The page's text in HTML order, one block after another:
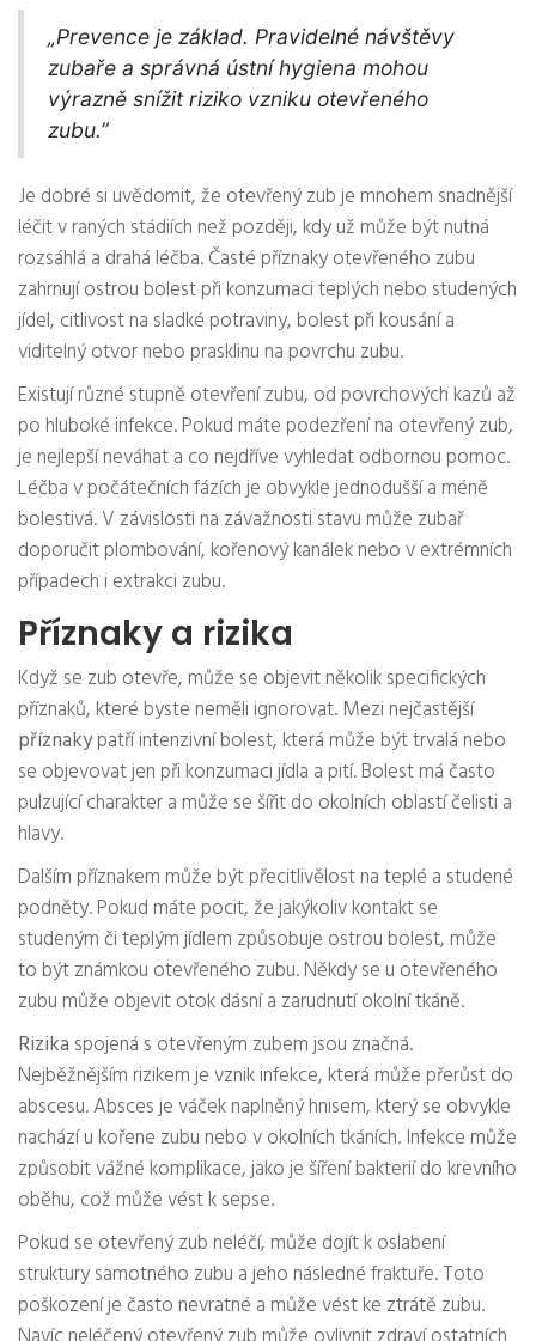
„Prevence je základ. Pravidelné návštěvy
zubaře a správná ústní hygiena mohou
výrazně snížit riziko vzniku otevřeného
zubu.”
Je dobré si uvědomit, že otevřený zub je mnohem snadnější
léčit v raných stádiích než později, kdy už může být nutná
rozsáhlá a drahá léčba. Časté příznaky otevřeného zubu
zahrnují ostrou bolest při konzumaci teplých nebo studených
jídel, citlivost na sladké potraviny, bolest při kousání a
viditelný otvor nebo prasklinu na povrchu zubu.
Existují různé stupně otevření zubu, od povrchových kazů až
po hluboké infekce. Pokud máte podezření na otevřený zub,
je nejlepší neváhat a co nejdříve vyhledat odbornou pomoc.
Léčba v počátečních fázích je obvykle jednodušší a méně
bolestivá. V závislosti na závažnosti stavu může zubař
doporučit plombování, kořenový kanálek nebo v extrémních
případech i extrakci zubu.
Příznaky a rizika
Když se zub otevře, může se objevit několik specifických
příznaků, které byste neměli ignorovat. Mezi nejčastější
příznakypatří intenzivní bolest, která může být trvalá nebo
se objevovat jen při konzumaci jídla a pití. Bolest má často
pulzující charakter a může se šířit do okolních oblastí čelisti a
hlavy.
Dalším příznakem může být přecitlivělost na teplé a studené
podněty. Pokud máte pocit, že jakýkoliv kontakt se
studeným či teplým jídlem způsobuje ostrou bolest, může
to být známkou otevřeného zubu. Někdy se u otevřeného
zubu může objevit otok dásní a zarudnutí okolní tkáně.
Rizika spojená s otevřeným zubem jsou značná.
Nejběžnějším rizikem je vznik infekce, která může přerůst do
abscesu. Absces je váček naplněný hnisem, který se obvykle
nachází u kořene zubu nebo v okolních tkáních. Infekce může
způsobit vážné komplikace, jako je šíření bakterií do krevního
oběhu, což může vést k sepse.
Pokud se otevřený zub neléčí, může dojít k oslabení
struktury samotného zubu a jeho následné fraktuře. Toto
poškození je často nevratné a může vést ke ztrátě zubu.